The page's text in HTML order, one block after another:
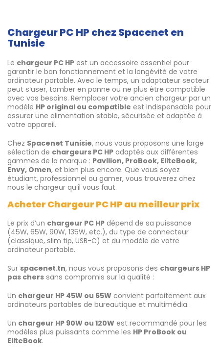
Chargeur PC HP chez Spacenet en
Tunisie
Le chargeur PC HP est un accessoire essentiel pour
garantir le bon fonctionnement et la longévité de votre
ordinateur portable. Avec le temps, un adaptateur secteur
peut s’user, tomber en panne ou ne plus être compatible
avec vos besoins. Remplacer votre ancien chargeur par un
modèle HP original ou compatible est indispensable pour
assurer une alimentation stable, sécurisée et adaptée à
votre appareil.
Chez Spacenet Tunisie, nous vous proposons une large
sélection de chargeurs PC HP adaptés aux différentes
gammes de la marque : Pavilion, ProBook, EliteBook,
Envy, Omen, et bien plus encore. Que vous soyez
étudiant, professionnel ou gamer, vous trouverez chez
nous le chargeur qu’il vous faut.
Acheter Chargeur PC HP au meilleur prix
Le prix d’un chargeur PC HP dépend de sa puissance
(45W, 65W, 90W, 135W, etc.), du type de connecteur
(classique, slim tip, USB-C) et du modèle de votre
ordinateur portable.
Sur spacenet.tn, nous vous proposons des chargeurs HP
pas chers sans compromis sur la qualité :
Un chargeur HP 45W ou 65W convient parfaitement aux
ordinateurs portables de bureautique et multimédia.
Un chargeur HP 90W ou 120W est recommandé pour les
modèles plus puissants comme les HP ProBook ou
EliteBook.